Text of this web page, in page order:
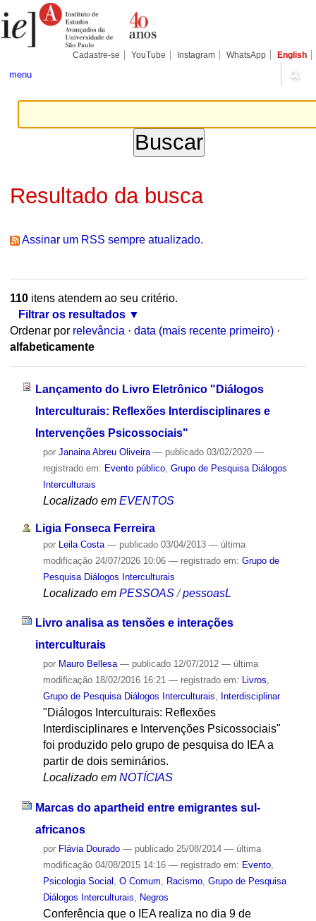
para
conteúdo.
Pessoais
Cadastre-se YouTube Instagram WhatsApp English
menu
Resultado da busca
Assinar um RSS sempre atualizado.
110itens atendem ao seu critério.
Filtrar os resultados
Ordenar por relevância · data (mais recente primeiro) ·
alfabeticamente
Lançamento do Livro Eletrônico "Diálogos
Interculturais: Reflexões Interdisciplinares e
Intervenções Psicossociais"
por Janaina Abreu Oliveira — publicado03/02/2020 —
registrado em: Evento público, Grupo de Pesquisa Diálogos
Interculturais
Localizado em EVENTOS
Ligia Fonseca Ferreira
por Leila Costa — publicado03/04/2013 — última
modificação24/07/2026 10:06 — registrado em: Grupo de
Pesquisa Diálogos Interculturais
Localizado em PESSOAS /pessoasL
Livro analisa as tensões e interações
interculturais
por Mauro Bellesa — publicado12/07/2012 — última
modificação18/02/2016 16:21 — registrado em: Livros,
Grupo de Pesquisa Diálogos Interculturais, Interdisciplinar
"Diálogos Interculturais: Reflexões
Interdisciplinares e Intervenções Psicossociais"
foi produzido pelo grupo de pesquisa do IEA a
partir de dois seminários.
Localizado em NOTÍCIAS
Marcas do apartheid entre emigrantes sul-
africanos
por Flávia Dourado — publicado25/08/2014 — última
modificação04/08/2015 14:16 — registrado em: Evento,
Psicologia Social , O Comum, Racismo, Grupo de Pesquisa
Diálogos Interculturais, Negros
Conferência que o IEA realiza no dia 9 de